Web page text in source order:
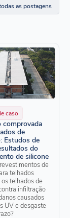
as postagens
caso
comprovada
de
Estudos de
do
de silicone
de
telhados
telhados de
infiltração
causados
UV e desgaste